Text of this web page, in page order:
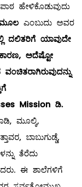
ಹೇಳಿಕೊಡುವುದು
ಎಂಬುದು ಅವರ
ದಲಿತರಿಗೆ ಯಾವುದೇ
ಕಾರಣ, ಅದೆಷ್ಟೋ
Mission ಡಿ.
ಮೂಲ್ಕಿ,
ಬಾಬುಗುಡ್ಡೆ,
ತೆರೆದು
ಈ ಶಾಲೆಗಳಿಗೆ